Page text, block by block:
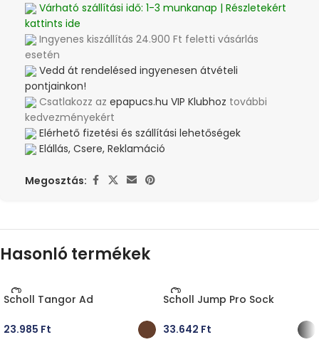
Várható szállítási idő: 1-3 munkanap | Részletekért
kattints ide
Ingyenes kiszállítás 24.900 Ft feletti vásárlás
esetén
Vedd át rendelésed ingyenesen átvételi
pontjainkon!
Csatlakozz az epapucs.hu VIP Klubhoz további
kedvezményekért
Elérhető fizetési és szállítási lehetőségek
Elállás, Csere, Reklamáció
Megosztás:
Hasonló termékek
Scholl Tangor Ad
23.985 Ft
Scholl Jump Pro Sock
33.642 Ft